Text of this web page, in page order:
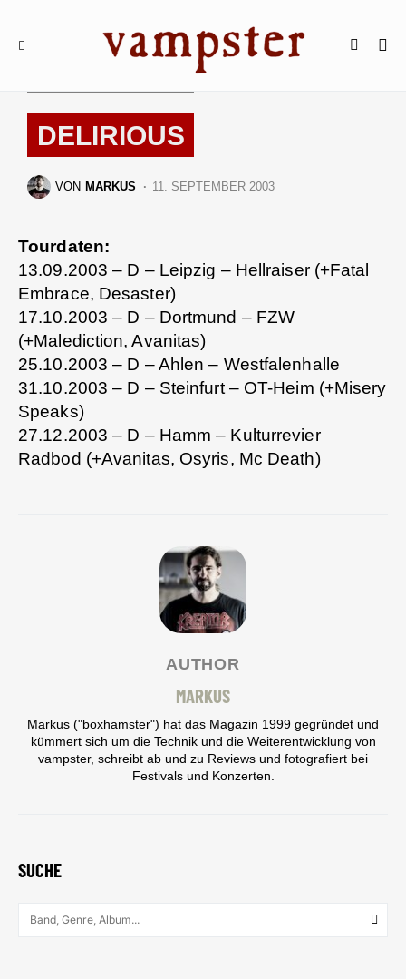
DELIRIOUS
VON MARKUS 11. SEPTEMBER 2003
Tourdaten:
13.09.2003 – D – Leipzig – Hellraiser (+Fatal
Embrace, Desaster)
17.10.2003 – D – Dortmund – FZW
(+Malediction, Avanitas)
25.10.2003 – D – Ahlen – Westfalenhalle
31.10.2003 – D – Steinfurt – OT-Heim (+Misery
Speaks)
27.12.2003 – D – Hamm – Kulturrevier
Radbod (+Avanitas, Osyris, Mc Death)
AUTHOR
MARKUS
Markus ("boxhamster") hat das Magazin 1999 gegründet und
kümmert sich um die Technik und die Weiterentwicklung von
vampster, schreibt ab und zu Reviews und fotografiert bei
Festivals und Konzerten.
SUCHE